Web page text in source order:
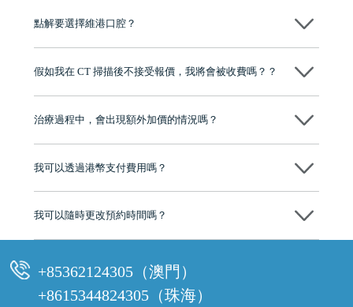
點解要選擇維港口腔？
牌」、「2025香港企業領袖品牌」，是諾貝爾種植系統全球放心植牙中
至今已服務超過三十個國家和地區的顧客，受到粵港澳大灣區及周邊城
有咨詢及服務保障中心，有任何問題都可以隨時預約免費咨詢，讓人十
假如我在 CT 掃描後不接受報價，我將會被收費嗎？？
治療過程中，會出現額外加價的情況嗎？
我可以透過港幣支付費用嗎？
可以。維港口腔會按照當日匯率轉算收取費用，而匯率會及時告知客人
我可以隨時更改預約時間嗎？
+85362124305（澳門）
+8615344824305（珠海）